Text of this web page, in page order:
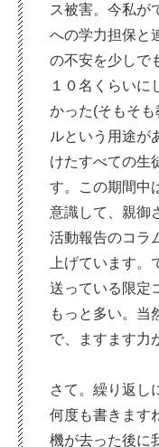
ス被害。今私が
への学力担保と
の不安を少しで
１０名くらいに
かった(そもそ
ルという用途が
けたすべての生
す。この期間中
意識して、親御
活動報告のコラ
上げています
送っている限定
もっと多い。当
で、ますます力
さて。繰り返し
何度も書きます
機が去った後に